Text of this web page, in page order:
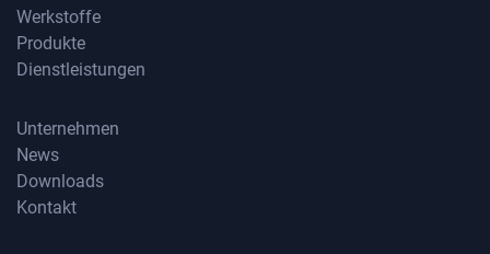
Startseite
Werkstoffe
Werkstoffe
Produkte
Produkte
Dienstleistungen
Unternehmen
Unternehmen
News
News
Downloads
Downloads
Kontakt